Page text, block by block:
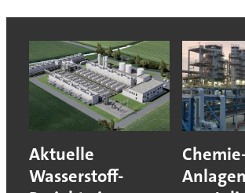
Aktuelle
Wasserstoff-